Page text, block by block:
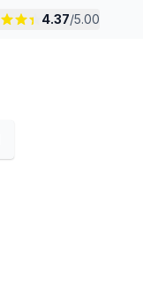
4.37/5.00